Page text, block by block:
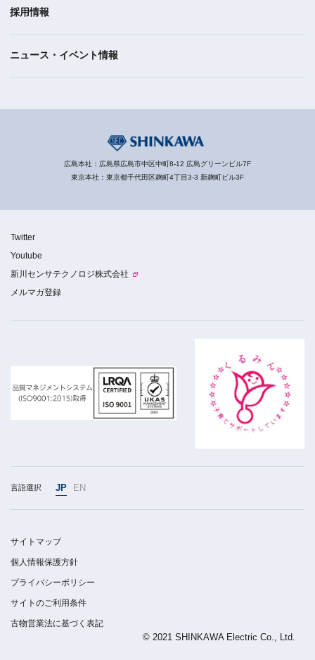
採用情報
ニュース・イベント情報
広島本社：広島県広島市中区中町8-12 広島グリーンビル7F
東京本社：東京都千代田区麹町4丁目3-3 新麹町ビル3F
Twitter
Youtube
新川センサテクノロジ株式会社
メルマガ登録
言語選択 JP EN
サイトマップ
個人情報保護方針
プライバシーポリシー
サイトのご利用条件
古物営業法に基づく表記
© 2021 SHINKAWA Electric Co., Ltd.